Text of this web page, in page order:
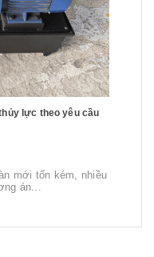
dùng trong nhà máy thủy
giao thành công Bộ
thủ...